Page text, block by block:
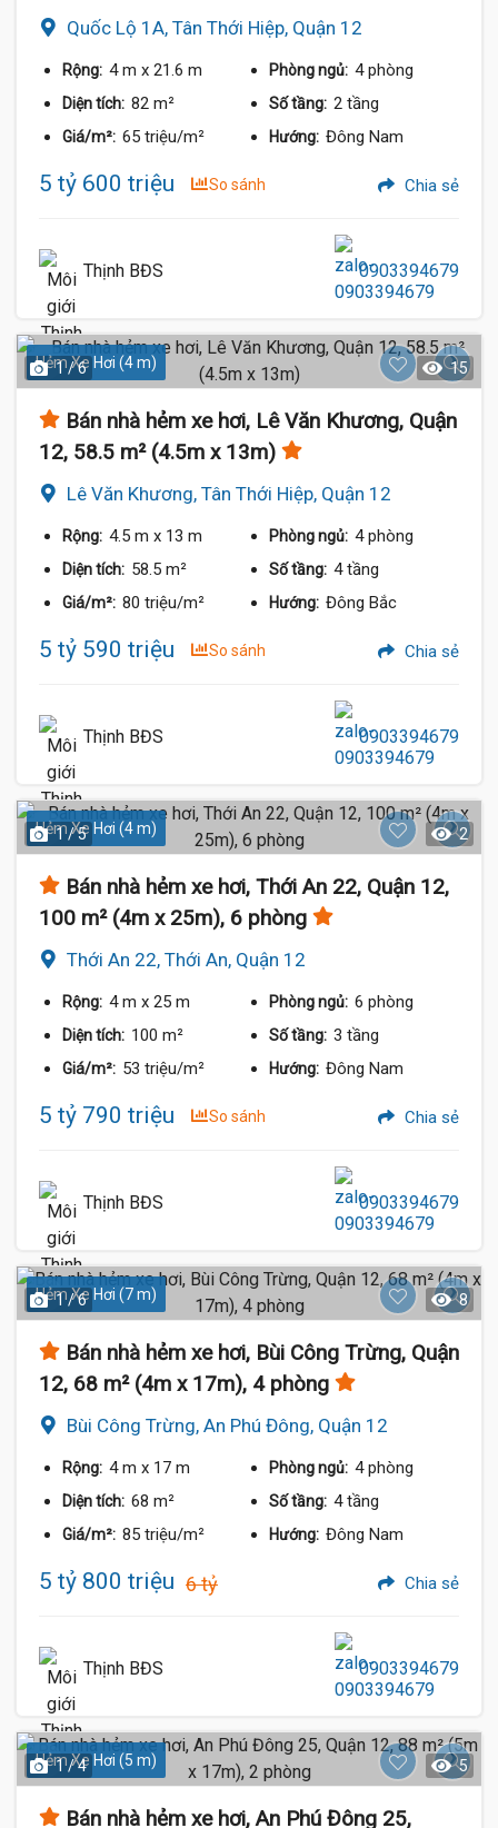
Quốc Lộ 1A, Tân Thới Hiệp, Quận 12
Rộng: 4 m x 21.6 m Phòng ngủ: 4 phòng
Diện tích: 82 m² Số tầng: 2 tầng
Giá/m²: 65 triệu/m² Hướng: Đông Nam
5 tỷ 600 triệu So sánh Chia sẻ
Thịnh BĐS 0903394679
Hẻm Xe Hơi (4 m)
1 / 6 15
Bán nhà hẻm xe hơi, Lê Văn Khương, Quận
12, 58.5 m² (4.5m x 13m)
Lê Văn Khương, Tân Thới Hiệp, Quận 12
Rộng: 4.5 m x 13 m Phòng ngủ: 4 phòng
Diện tích: 58.5 m² Số tầng: 4 tầng
Giá/m²: 80 triệu/m² Hướng: Đông Bắc
5 tỷ 590 triệu So sánh Chia sẻ
Thịnh BĐS 0903394679
Hẻm Xe Hơi (4 m)
1 / 5 2
Bán nhà hẻm xe hơi, Thới An 22, Quận 12,
100 m² (4m x 25m), 6 phòng
Thới An 22, Thới An, Quận 12
Rộng: 4 m x 25 m Phòng ngủ: 6 phòng
Diện tích: 100 m² Số tầng: 3 tầng
Giá/m²: 53 triệu/m² Hướng: Đông Nam
5 tỷ 790 triệu So sánh Chia sẻ
Thịnh BĐS 0903394679
Hẻm Xe Hơi (7 m)
1 / 6 8
Bán nhà hẻm xe hơi, Bùi Công Trừng, Quận
12, 68 m² (4m x 17m), 4 phòng
Bùi Công Trừng, An Phú Đông, Quận 12
Rộng: 4 m x 17 m Phòng ngủ: 4 phòng
Diện tích: 68 m² Số tầng: 4 tầng
Giá/m²: 85 triệu/m² Hướng: Đông Nam
5 tỷ 800 triệu 6 tỷ Chia sẻ
Thịnh BĐS 0903394679
Hẻm Xe Hơi (5 m)
1 / 4 5
Bán nhà hẻm xe hơi, An Phú Đông 25,